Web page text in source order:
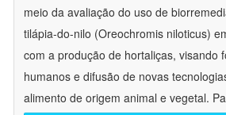
meio da avaliação do uso de
tilápia-do-nilo (Oreochromis niloticus)
com a produção de hortaliças, visando
humanos e difusão de novas
alimento de origem animal e vegetal.